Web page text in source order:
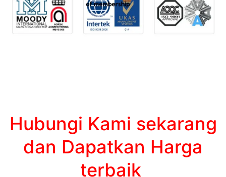
Hubungi Kami sekarang
dan Dapatkan Harga
terbaik